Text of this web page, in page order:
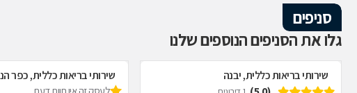
סניפים
גלו את הסניפים הנוספים שלנו
שירותי בריאות כללית, יבנה
שירותי בריאות כללית, כפר